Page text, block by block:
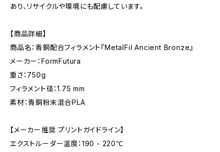
あり、リサイクルや環境にも配慮しています。
【商品詳細】
商品名：青銅配合フィラメント『MetalFil Ancient Bronze』
メーカー：FormFutura
重さ：750g
フィラメント径：1.75 mm
素材：青銅粉末混合PLA
【メーカー推奨 プリントガイドライン】
エクストルーダー温度：190 - 220℃